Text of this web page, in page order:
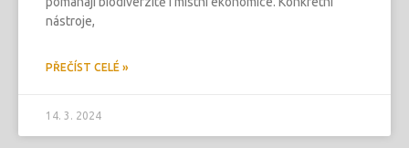
nástroje,
PŘEČÍST CELÉ »
14. 3. 2024